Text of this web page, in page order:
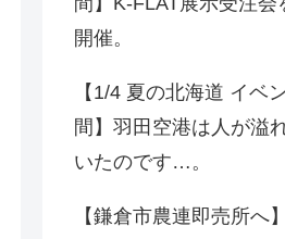
開催。
【1/4 夏の北海道 イベ
間】羽田空港は人が溢
いたのです…。
【鎌倉市農連即売所へ